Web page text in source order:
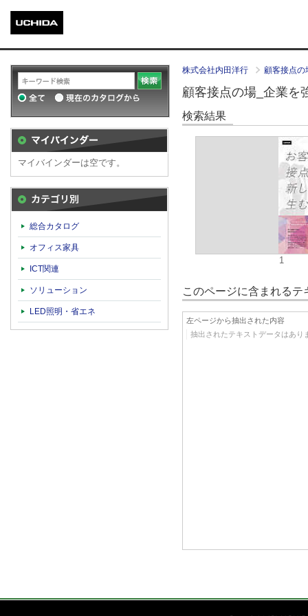
株式会社内田洋行 顧客接点
顧客接点の場_企業を
検索結果
1
このページに含まれる
左ページから抽出された内容
抽出されたテキストデータはあり
マイバインダーは空です。
総合カタログ
オフィス家具
ICT関連
ソリューション
LED照明・省エネ